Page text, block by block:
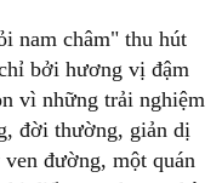
nam châm" thu hút
bởi hương vị đậm
vì những trải nghiệm
đời thường, giản dị
đường, một quán